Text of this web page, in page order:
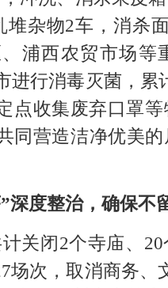
杂物2车，消杀
浦西农贸市场等
进行消毒灭菌，累
点收集废弃口罩
同营造洁净优美
深度整治，确保不
关闭2个寺庙、
场次，取消商务、